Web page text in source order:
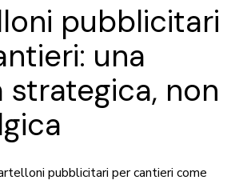
pubblicitari
una
strategica, non
pubblicitari per cantieri come